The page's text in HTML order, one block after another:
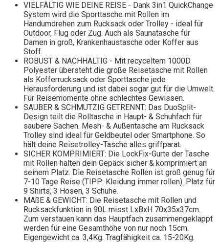
VIELFÄLTIG WIE DEINE REISE - Dank 3in1 QuickChange
System wird die Sporttasche mit Rollen im
Handumdrehen zum Rucksack oder Trolley - ideal für
Outdoor, Flug oder Zug. Auch als Saunatasche für
Damen in groß, Krankenhaustasche oder Koffer aus
Stoff.
ROBUST & NACHHALTIG - Mit recyceltem 1000D
Polyester übersteht die große Reisetasche mit Rollen
als Kofferrucksack oder Sporttasche jede
Herausforderung und ist dabei sogar gut für die Umwelt.
Für Reisemomente ohne schlechtes Gewissen.
SAUBER & SCHMUTZIG GETRENNT: Das DuoSplit-
Design teilt die Rolltasche in Haupt- & Schuhfach für
saubere Sachen. Mesh- & Außentasche am Rucksack
Trolley sind ideal für Geldbeutel oder Smartphone. So
hält deine Reisetrolley-Tasche alles griffparat.
SICHER KOMPRIMIERT: Die LockFix-Gurte der Tasche
mit Rollen halten dein Gepäck sicher & komprimiert an
seinem Platz. Die Reisetasche Rollen ist groß genug für
7-10 Tage Reise (TIPP: Kleidung immer rollen). Platz für
9 Shirts, 3 Hosen, 3 Schuhe.
MAßE & GEWICHT: Die Reisetasche mit Rollen und
Rucksackfunktion in 90L misst LxBxH 70x35x37cm.
Zum verstauen kann das Hauptfach zusammengeklappt
werden für eine Gesamthöhe von nur noch 15cm.
Eigengewicht ca. 3,4Kg. Tragfähigkeit ca. 15-20Kg.